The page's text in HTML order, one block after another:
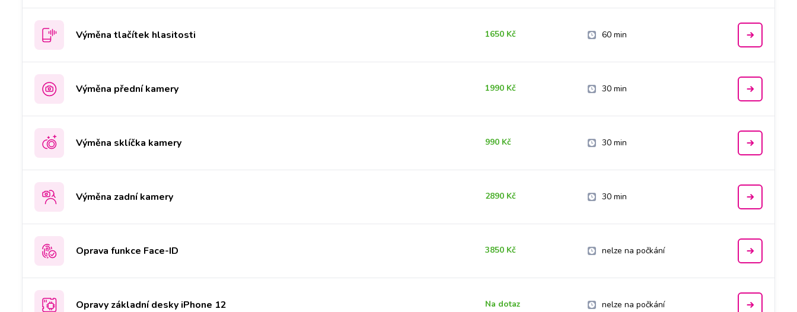
Výměna tlačítek hlasitosti 1650 Kč 60 min
Výměna přední kamery 1990 Kč 30 min
Výměna sklíčka kamery 990 Kč 30 min
Výměna zadní kamery 2890 Kč 30 min
Oprava funkce Face-ID 3850 Kč nelze na počkání
Opravy základní desky iPhone 12 Na dotaz nelze na počkání